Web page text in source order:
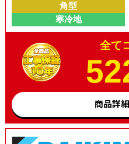
角型
寒冷地
全て
商品詳